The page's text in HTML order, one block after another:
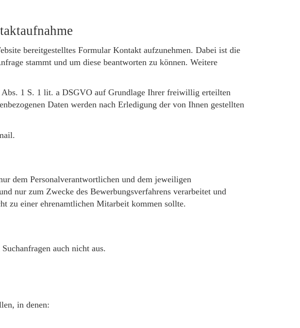
bereitgestelltes Formular Kontakt aufzunehmen. Dabei ist die
stammt und um diese beantworten zu können. Weitere
1 S. 1 lit. a DSGVO auf Grundlage Ihrer freiwillig erteilten
Daten werden nach Erledigung der von Ihnen gestellten
dem Personalverantwortlichen und dem jeweiligen
nur zum Zwecke des Bewerbungsverfahrens verarbeitet und
zu einer ehrenamtlichen Mitarbeit kommen sollte.
auch nicht aus.
in denen: